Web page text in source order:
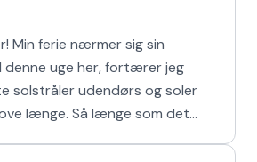
Min ferie nærmer sig sin
denne uge her, fortærer jeg
solstråler udendørs og soler
længe. Så længe som det